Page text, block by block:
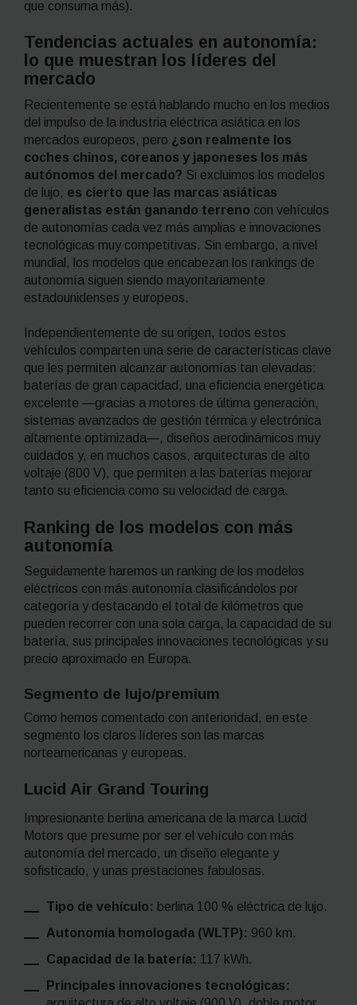
que consuma más).
Tendencias actuales en autonomía:
lo que muestran los líderes del
mercado
Recientemente se está hablando mucho en los medios
del impulso de la industria eléctrica asiática en los
mercados europeos, pero ¿son realmente los
coches chinos, coreanos y japoneses los más
autónomos del mercado? Si excluimos los modelos
de lujo, es cierto que las marcas asiáticas
generalistas están ganando terreno con vehículos
de autonomías cada vez más amplias e innovaciones
tecnológicas muy competitivas. Sin embargo, a nivel
mundial, los modelos que encabezan los rankings de
autonomía siguen siendo mayoritariamente
estadounidenses y europeos.
Independientemente de su origen, todos estos
vehículos comparten una serie de características clave
que les permiten alcanzar autonomías tan elevadas:
baterías de gran capacidad, una eficiencia energética
excelente —gracias a motores de última generación,
sistemas avanzados de gestión térmica y electrónica
altamente optimizada—, diseños aerodinámicos muy
cuidados y, en muchos casos, arquitecturas de alto
voltaje (800 V), que permiten a las baterías mejorar
tanto su eficiencia como su velocidad de carga.
Ranking de los modelos con más
autonomía
Seguidamente haremos un ranking de los modelos
eléctricos con más autonomía clasificándolos por
categoría y destacando el total de kilómetros que
pueden recorrer con una sola carga, la capacidad de su
batería, sus principales innovaciones tecnológicas y su
precio aproximado en Europa.
Segmento de lujo/premium
Como hemos comentado con anterioridad, en este
segmento los claros líderes son las marcas
norteamericanas y europeas.
Lucid Air Grand Touring
Impresionante berlina americana de la marca Lucid
Motors que presume por ser el vehículo con más
autonomía del mercado, un diseño elegante y
sofisticado, y unas prestaciones fabulosas.
Tipo de vehículo: berlina 100 % eléctrica de lujo.
Autonomía homologada (WLTP): 960 km.
Capacidad de la batería: 117 kWh.
Principales innovaciones tecnológicas: